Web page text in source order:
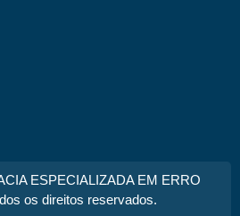
ESPECIALIZADA EM ERRO
os direitos reservados.